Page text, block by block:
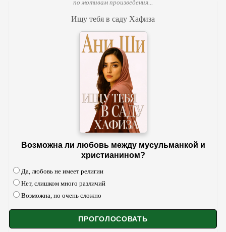
по мотивам произведения...
Ищу тебя в саду Хафиза
Возможна ли любовь между мусульманкой и
христианином?
Да, любовь не имеет религии
Нет, слишком много различий
Возможна, но очень сложно